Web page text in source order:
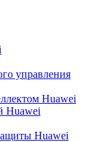
управления
Huawei
Huawei
Huawei